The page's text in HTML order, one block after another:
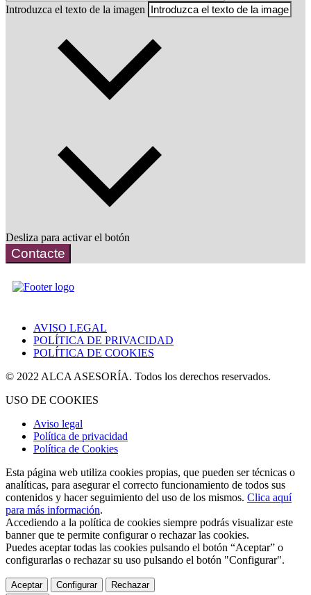
Introduzca el texto de la imagen
Desliza para activar el botón
Contacte
AVISO LEGAL
POLÍTICA DE PRIVACIDAD
POLÍTICA DE COOKIES
© 2022 ALCA ASESORÍA. Todos los derechos reservados.
USO DE COOKIES
Aviso legal
Política de privacidad
Política de Cookies
Esta página web utiliza cookies propias, que pueden ser técnicas o
analíticas, para asegurar el correcto funcionamiento de todos sus
contenidos y hacer seguimiento del uso de los mismos. Clica aquí
para más información.
Accediendo a la política de cookies siempre podrás visualizar este
banner que te permite configurar o rechazar las cookies.
Puedes aceptar todas las cookies pulsando el botón “Aceptar” o
configurarlas o rechazar su uso pulsando el botón "Configurar".
Aceptar Configurar Rechazar